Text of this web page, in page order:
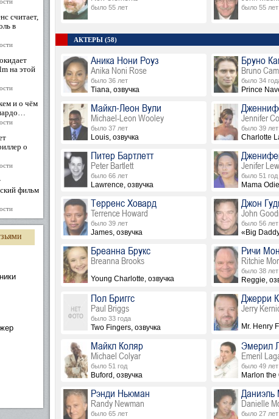
считает,
в
на этой
и о чём
о
фильм
было 55 лет было 55 лет
АКТЕРЫ (58)
Аника Нони Роуз
Anika Noni Rose
было 36 лет
Tiana, озвучка
Бруно
Bruno
было 34
Prince
Майкл-Леон Вули
Michael-Leon Wooley
было 37 лет
Louis, озвучка
Jennifer
было 39 лет
Charlotte
Питер Бартлетт
Peter Bartlett
было 66 лет
Lawrence, озвучка
Jenifer
было 51 год
Mama
Терренс Ховард
Terrence Howard
было 39 лет
James, озвучка
Джон
John
было 56 лет
«Big
Бреанна Брукс
Breanna Brooks
Young Charlotte, озвучка
Ричи
Ritchie
было 38 лет
Reggie,
Пол Бриггс
Paul Briggs
было 33 года
Two Fingers, озвучка
Джерри
Jerry
Mr. Henry
Майкл Коляр
Michael Colyar
было 51 год
Buford, озвучка
Эмерил
Emeril
было 49 лет
Marlon the
Рэнди Ньюман
Randy Newman
было 65 лет
Даниэль
Danielle
было 27 лет